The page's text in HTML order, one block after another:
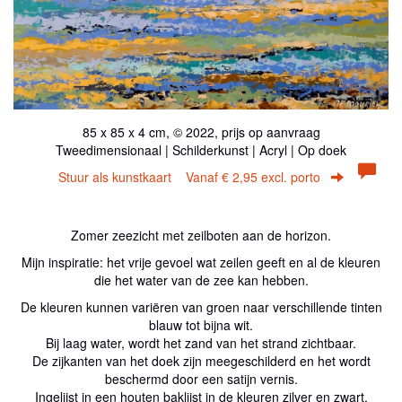
85 x 85 x 4 cm, © 2022, prijs op aanvraag
Tweedimensionaal | Schilderkunst | Acryl | Op doek
Stuur als kunstkaart Vanaf € 2,95 excl. porto
Zomer zeezicht met zeilboten aan de horizon.
Mijn inspiratie: het vrije gevoel wat zeilen geeft en al de kleuren
die het water van de zee kan hebben.
De kleuren kunnen variëren van groen naar verschillende tinten
blauw tot bijna wit.
Bij laag water, wordt het zand van het strand zichtbaar.
De zijkanten van het doek zijn meegeschilderd en het wordt
beschermd door een satijn vernis.
Ingelijst in een houten baklijst in de kleuren zilver en zwart.